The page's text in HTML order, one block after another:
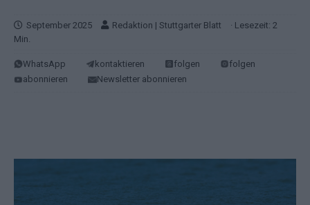
September 2025 Redaktion | Stuttgarter Blatt
· Lesezeit: 2
Min.
WhatsApp kontaktieren folgen
folgen
abonnieren
Newsletter abonnieren